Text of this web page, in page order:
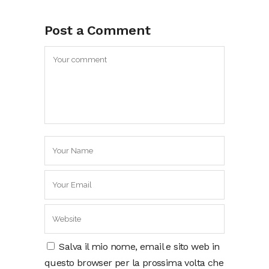
Post a Comment
Salva il mio nome, email e sito web in
questo browser per la prossima volta che